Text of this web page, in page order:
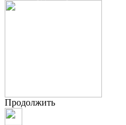
Продолжить